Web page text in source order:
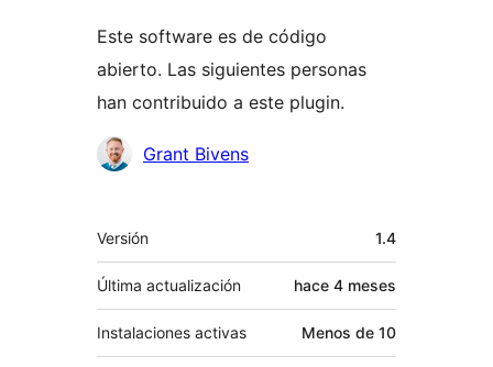
Este software es de código
abierto. Las siguientes personas
han contribuido a este plugin.
Colaboradores
Grant Bivens
Meta
Versión 1.4
Última actualización hace 4 meses
Instalaciones activas Menos de 10